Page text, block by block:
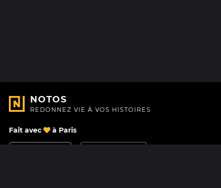
NOTOS
REDONNEZ VIE À VOS HISTOIRES
Fait avec à Paris